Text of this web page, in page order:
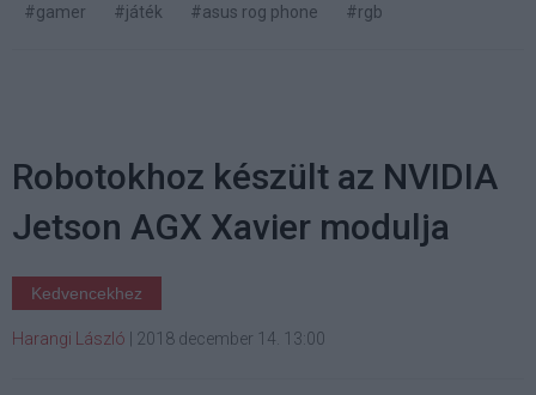
#gamer
#játék #asus rog phone #rgb
Robotokhoz készült az NVIDIA
Jetson AGX Xavier modulja
Kedvencekhez
Harangi László 2018 december 14. 13:00